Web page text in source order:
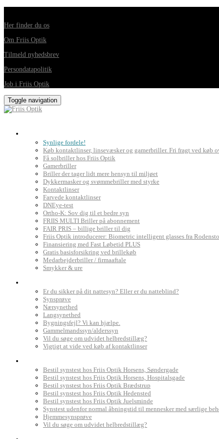
Her finder du os
Om Friis Optik
Tilmeld nyhedsbrev
Persondatapolitik
Job i Friis Optik
Toggle navigation
Synlige fordele!
Køb kontaktlinser, linsevæsker og gamerbriller. Fri fragt ved køb
Få solbriller hos Friis Optik
Gamerbriller
Briller der tager lidt mere hensyn til miljøet
Dykkermasker og svømmebriller med styrke
Kontaktlinser
Farvede kontaktlinser
DNEye-test
Ortho-K: Sov dig til et bedre syn
FRIIS MULTI Briller på abonnement
FAIR PRIS – billige briller til dig
Friis Optik introducerer: Biometric intelligent glasses fra
Finansiering med Fast Løbetid PLUS
Gratis basisforsikring ved brillekøb
Medarbejderbriller / firmaaftale
Smykker & ure
Er du sikker på dit nattesyn? Eller er du natteblind?
Synsprøve
Nærsynethed
Langsynethed
Bygningsfejl? Vi kan hjælpe.
Gammelmandssyn/alderssyn
Vil du søge om udvidet helbredstillæg?
Vigtigt at vide ved køb af kontaktlinser
Bestil synstest hos Friis Optik Horsens, Søndergade
Bestil synstest hos Friis Optik Horsens, Hospitalsgade
Bestil synstest hos Friis Optik Brædstrup
Bestil synstest hos Friis Optik Hedensted
Bestil synstest hos Friis Optik Juelsminde
Synstest udenfor normal åbningstid til mennesker med særlige
Hjemmesynsprøve
Vil du søge om udvidet helbredstillæg?